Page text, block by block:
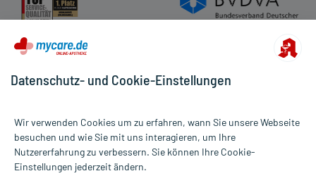
Alle Preise gelten inkl. MwSt., ggf. zzgl. Versandkosten
Informationen auf dieser Website werden ausschließlich für
Datenschutz- und Cookie-Einstellungen
Wir verwenden Cookies um zu erfahren, wann Sie unsere Webseite
besuchen und wie Sie mit uns interagieren, um Ihre
Nutzererfahrung zu verbessern. Sie können Ihre Cookie-
Einstellungen jederzeit ändern.